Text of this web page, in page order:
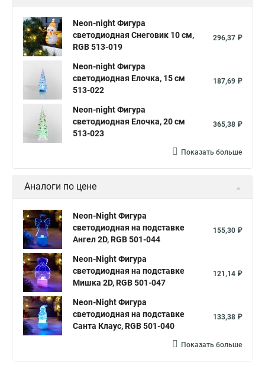
Neon-night Фигура
светодиодная Снеговик 10 см,
RGB 513-019
296,37 ₽
Neon-night Фигура
светодиодная Елочка, 15 см
513-022
187,69 ₽
Neon-night Фигура
светодиодная Елочка, 20 см
513-023
365,38 ₽
Показать больше
Аналоги по цене
Neon-Night Фигура
светодиодная на подставке
Ангел 2D, RGB 501-044
155,30 ₽
Neon-Night Фигура
светодиодная на подставке
Мишка 2D, RGB 501-047
121,14 ₽
Neon-Night Фигура
светодиодная на подставке
Санта Клаус, RGB 501-040
133,38 ₽
Показать больше